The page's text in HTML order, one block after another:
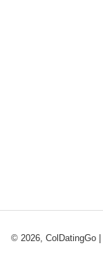
© 2026, ColDatingGo |